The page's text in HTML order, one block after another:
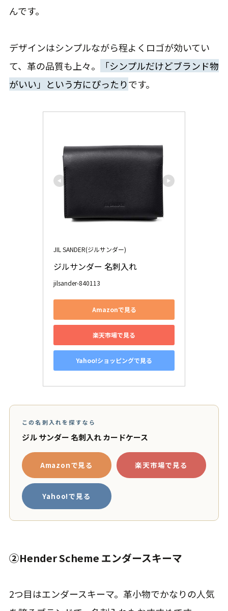
んです。
デザインはシンプルながら程よくロゴが効いてい
て、革の品質も上々。
「シンプルだけどブランド物
がいい」という方にぴったりです。
JIL SANDER(ジルサンダー)
ジルサンダー 名刺入れ
jilsander-840113
Amazonで見る
楽天市場で見る
Yahoo!ショッピングで見る
この名刺入れを探すなら
ジル サンダー 名刺入れ カードケース
Amazonで見る 楽天市場で見る
Yahoo!で見る
②Hender Scheme エンダースキーマ
2つ目はエンダースキーマ。革小物でかなりの人気